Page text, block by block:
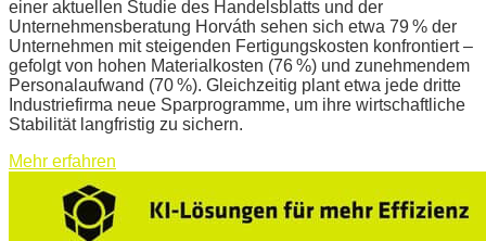
einer aktuellen Studie des Handelsblatts und der
Unternehmensberatung Horváth sehen sich etwa 79 % der
Unternehmen mit steigenden Fertigungskosten konfrontiert –
gefolgt von hohen Materialkosten (76 %) und zunehmendem
Personalaufwand (70 %). Gleichzeitig plant etwa jede dritte
Industriefirma neue Sparprogramme, um ihre wirtschaftliche
Stabilität langfristig zu sichern.
Mehr erfahren